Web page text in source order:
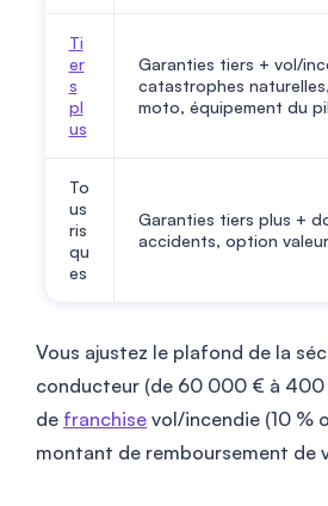
Ti
er
s
pl
us
Garanties tiers + vol/
catastrophes
moto, équipement du
To
us
ris
qu
es
Garanties tiers plus +
accidents, option
Vous ajustez le plafond de la
conducteur (de 60 000 € à 400
de franchise vol/incendie (10 %
montant de remboursement de